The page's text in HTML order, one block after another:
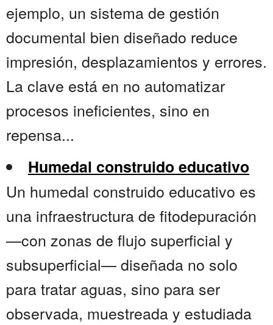
ejemplo, un sistema de gestión
documental bien diseñado reduce
impresión, desplazamientos y errores.
La clave está en no automatizar
procesos ineficientes, sino en
repensa...
Humedal construido educativo
Un humedal construido educativo es
una infraestructura de fitodepuración
—con zonas de flujo superficial y
subsuperficial— diseñada no solo
para tratar aguas, sino para ser
observada, muestreada y estudiada